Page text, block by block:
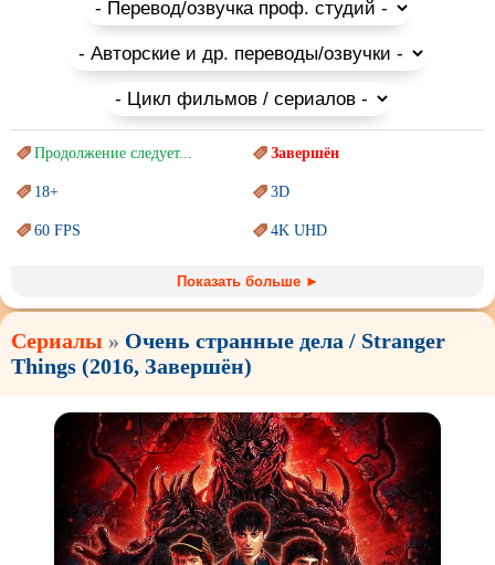
Продолжение следует... Завершён
18+ 3D
60 FPS 4K UHD
Marvel PIXAR
Sci-Fi (Научнаяфантастика) Trash (трэш) movies
Аниме Антиутопия
Гении
Дорамы Индийское кино
Киберпанк Коллекция
Показать больше ►
Сериалы » Очень странные дела / Stranger
Things (2016, Завершён)